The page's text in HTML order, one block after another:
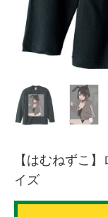
【はむねずこ
イズ